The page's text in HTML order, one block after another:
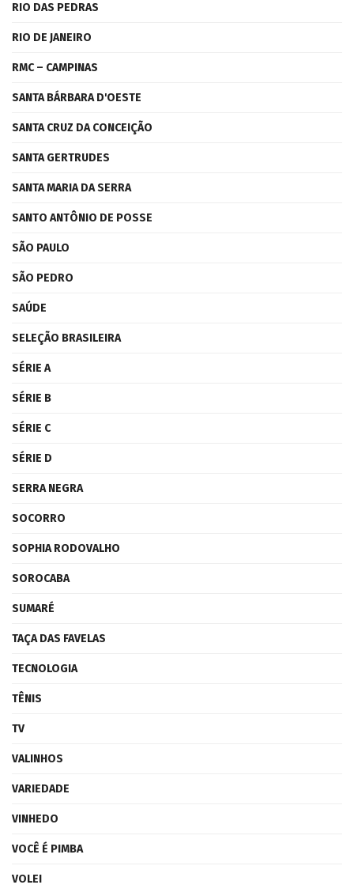
RIO DAS PEDRAS
RIO DE JANEIRO
RMC – CAMPINAS
SANTA BÁRBARA D'OESTE
SANTA CRUZ DA CONCEIÇÃO
SANTA GERTRUDES
SANTA MARIA DA SERRA
SANTO ANTÔNIO DE POSSE
SÃO PAULO
SÃO PEDRO
SAÚDE
SELEÇÃO BRASILEIRA
SÉRIE A
SÉRIE B
SÉRIE C
SÉRIE D
SERRA NEGRA
SOCORRO
SOPHIA RODOVALHO
SOROCABA
SUMARÉ
TAÇA DAS FAVELAS
TECNOLOGIA
TÊNIS
TV
VALINHOS
VARIEDADE
VINHEDO
VOCÊ É PIMBA
VOLEI